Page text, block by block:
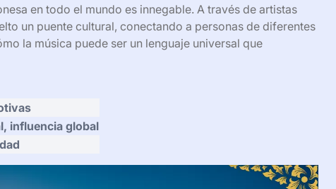
en todo el mundo es innegable. A través de artistas
un puente cultural, conectando a personas de diferentes
la música puede ser un lenguaje universal que
influencia global